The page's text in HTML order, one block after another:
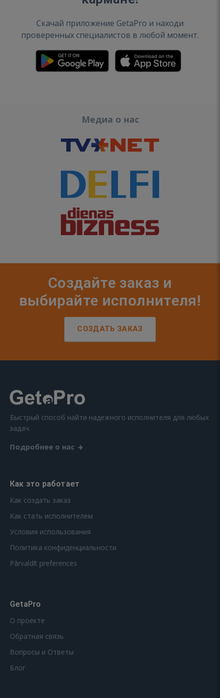
Скачай приложение GetaPro и находи
проверенных специалистов в любой момент.
Медиа о нас
Создайте заказ и
выбирайте исполнителя!
СОЗДАТЬ ЗАКАЗ
Быстрый способ найти надежного исполнителя для любых
задач.
Подробнее о нас
Как это работает
Как создать заказ
Как стать исполнителем
Условия использования
Политика конфиденциальности
Pārvaldīt preferences
GetaPro
О проекте
Обратная связь
Вопросы и Ответы
Блог